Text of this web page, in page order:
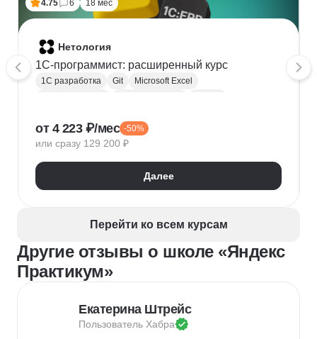
4.75 6 18 мес
Нетология
1C-программист: расширенный курс
1С разработка Git
Microsoft Excel
Конфигурирование 1С
от 4 223 ₽/мес -50%
или сразу 129 200 ₽
Далее
Перейти ко всем курсам
Другие отзывы о школе «Яндекс
Практикум»
Екатерина Штрейс
Пользователь Хабра